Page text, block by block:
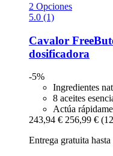
2 Opciones
5.0 (1)
Cavalor
dosificadora
-5%
Ingredientes
8 aceites
Actúa
243,94 € 256,99 €
Entrega gratuita